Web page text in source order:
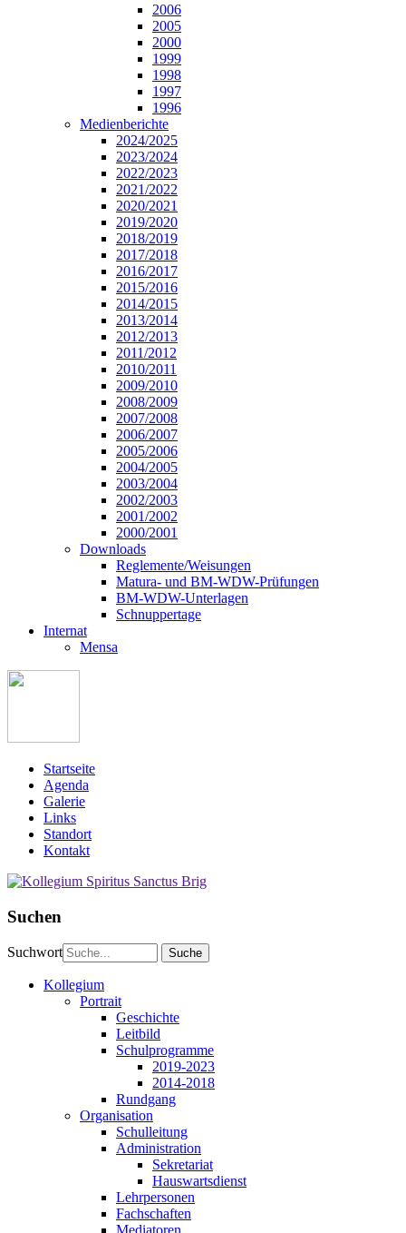
2006
2005
2000
1999
1998
1997
1996
Medienberichte
2024/2025
2023/2024
2022/2023
2021/2022
2020/2021
2019/2020
2018/2019
2017/2018
2016/2017
2015/2016
2014/2015
2013/2014
2012/2013
2011/2012
2010/2011
2009/2010
2008/2009
2007/2008
2006/2007
2005/2006
2004/2005
2003/2004
2002/2003
2001/2002
2000/2001
Downloads
Reglemente/Weisungen
Matura- und BM-WDW-Prüfungen
BM-WDW-Unterlagen
Schnuppertage
Internat
Mensa
Startseite
Agenda
Galerie
Links
Standort
Kontakt
Suchen
Suchwort
Kollegium
Portrait
Geschichte
Leitbild
Schulprogramme
2019-2023
2014-2018
Rundgang
Organisation
Schulleitung
Administration
Sekretariat
Hauswartsdienst
Lehrpersonen
Fachschaften